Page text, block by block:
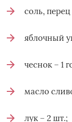
соль,
яблочный
чеснок – 1
масло
лук – 2 шт.;